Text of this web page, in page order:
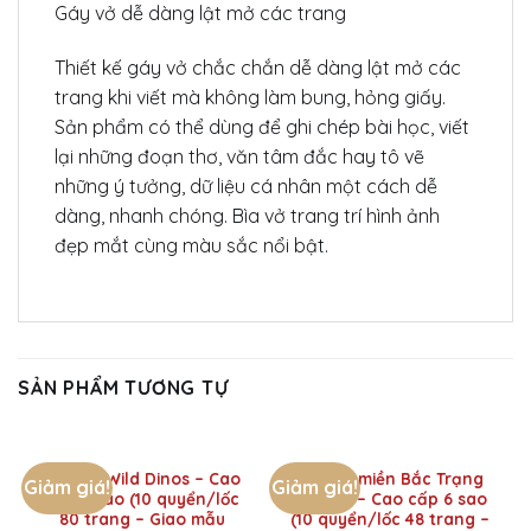
Gáy vở dễ dàng lật mở các trang
Thiết kế gáy vở chắc chắn dễ dàng lật mở các
trang khi viết mà không làm bung, hỏng giấy.
Sản phẩm có thể dùng để ghi chép bài học, viết
lại những đoạn thơ, văn tâm đắc hay tô vẽ
những ý tưởng, dữ liệu cá nhân một cách dễ
dàng, nhanh chóng. Bìa vở trang trí hình ảnh
đẹp mắt cùng màu sắc nổi bật.
SẢN PHẨM TƯƠNG TỰ
Giảm giá!
Vở Ô ly Wild Dinos – Cao
cấp 6 sao (10 quyển/lốc
80 trang – Giao mẫu
Giảm giá!
Vở Ô ly miền Bắc Trạng
nguyển – Cao cấp 6 sao
(10 quyển/lốc 48 trang –